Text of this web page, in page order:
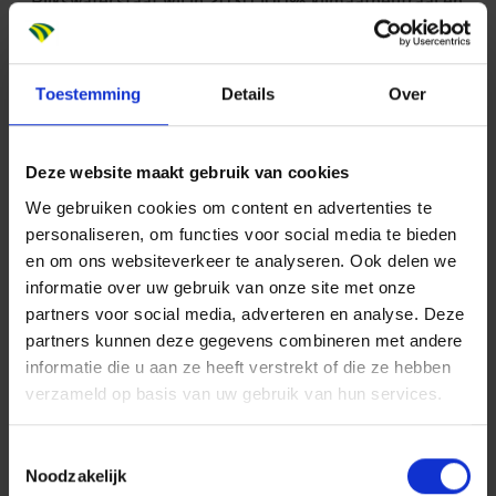
Toestemming Details Over
Deze website maakt gebruik van cookies
We gebruiken cookies om content en advertenties te
personaliseren, om functies voor social media te bieden
en om ons websiteverkeer te analyseren. Ook delen we
informatie over uw gebruik van onze site met onze
partners voor social media, adverteren en analyse. Deze
partners kunnen deze gegevens combineren met andere
informatie die u aan ze heeft verstrekt of die ze hebben
verzameld op basis van uw gebruik van hun services.
Noodzakelijk
circulair werken. ‘Dat betekent dat je kansrijke
innovaties moet testen en door ontwikkelen, zodat ze
op redelijke termijn op meerdere plaatsen duurzaam
kunnen worden ingezet. Dat vraagt creativiteit,
Over Blade-Made
Blade–Made biedt een schaalbare oplossing voor de
windindustrie door End of Life windturbine bladen te
hergebruiken als bouwmateriaal voor
infrastructurele werken, gebouwen, speeltoestellen
Blade–Made de waarde en vermindert het de CO2-